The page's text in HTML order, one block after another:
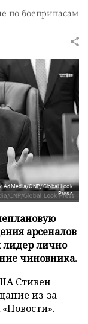
по боеприпасам
AdMedia/CNP/Global Look
Press
арсеналов
лидер лично
чиновника.
Стивен
из-за
.